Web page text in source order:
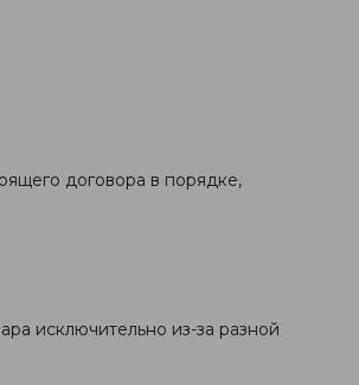
договора в порядке,
исключительно из-за разной